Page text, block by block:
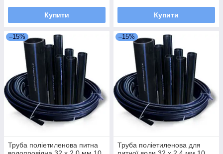
Купити Купити
–15%
Труба поліетиленова питна
–15%
Труба поліетиленова для